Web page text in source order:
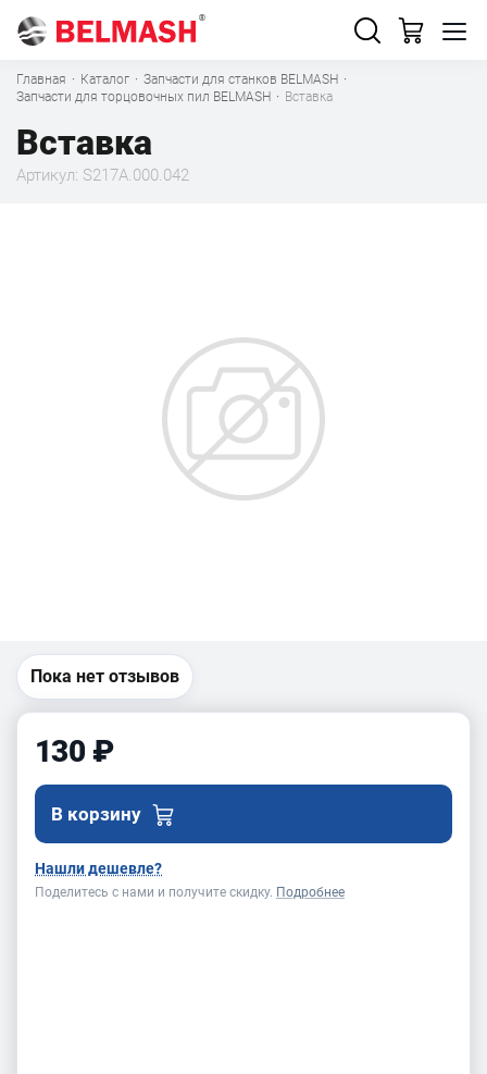
Главная · Каталог · Запчасти для станков BELMASH ·
Запчасти для торцовочных пил BELMASH · Вставка
Вставка
Артикул: S217A.000.042
Пока нет отзывов
130 ₽
В корзину
Нашли дешевле?
Поделитесь с нами и получите скидку. Подробнее